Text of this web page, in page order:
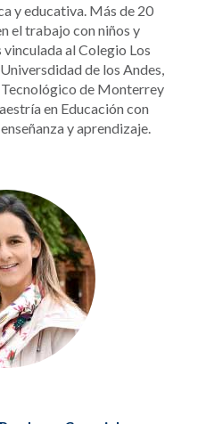
y educativa. Más de 20
el trabajo con niños y
al Colegio Los
de los Andes,
de Monterrey
en Educación con
y aprendizaje.